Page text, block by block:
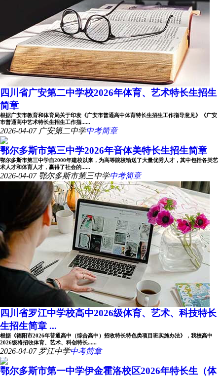
四川省广安第二中学校2026年体育、艺术特长生招生
简章
根据广安市教育和体育局关于印发《广安市普通高中体育特长生招生工作指导意见》《广安
市普通高中艺术特长生招生工作指......
2026-04-07 广安第二中学中考简章
鄂尔多斯市第三中学2026年音体美特长生招生简章
鄂尔多斯市第三中学自2000年建校以来，为高等院校输送了大量优秀人才，其中包括各类艺
术人才和体育人才，赢得了社会的......
2026-04-07 鄂尔多斯市第三中学中考简章
四川省罗江中学校高中2026级体育、艺术、科技特长
生招生简章 ...
根据《德阳市2026年普通高中（综合高中）招收特长特色类项目班实施办法》，我校高中
2026级将招收体育、艺术、科创特长......
2026-04-07 罗江中学中考简章
鄂尔多斯市第一中学伊金霍洛校区2026年特长生（体